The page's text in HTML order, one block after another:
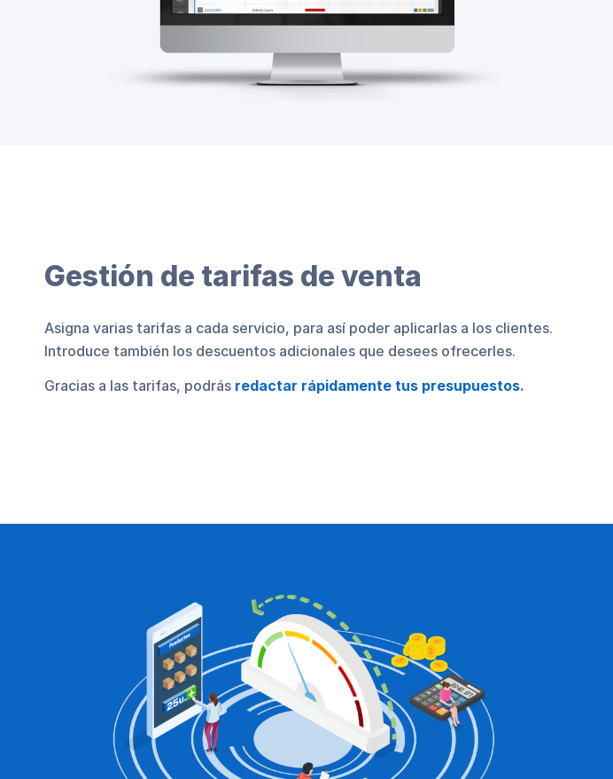
Gestión de tarifas de venta
Asigna varias tarifas a cada servicio, para así poder aplicarlas a los clientes.
Introduce también los descuentos adicionales que desees ofrecerles.
Gracias a las tarifas, podrás redactar rápidamente tus presupuestos.